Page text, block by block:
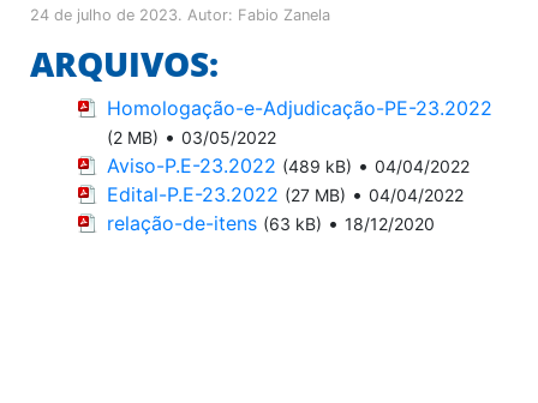
24 de julho de 2023. Autor: Fabio Zanela
ARQUIVOS:
Homologação-e-Adjudicação-PE-23.2022
(2 MB) • 03/05/2022
Aviso-P.E-23.2022 (489 kB) • 04/04/2022
Edital-P.E-23.2022 (27 MB) • 04/04/2022
relação-de-itens (63 kB) • 18/12/2020